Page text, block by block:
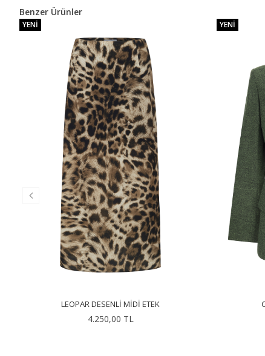
Benzer Ürünler
LEOPAR DESENLI MIDI ETEK
4.250,00 TL
YENI YENI